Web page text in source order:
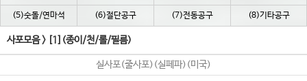
(5)숫돌/연마석 (6)절단공구 (7)전동공구 (8)기타공구
사포모음> [1](종이/천/롤/필름)
실사포(줄사포)(실페파)(미국)